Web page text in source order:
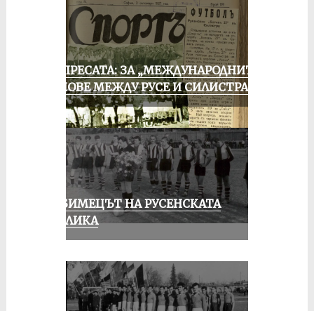
ОТ ПРЕСАТА: ЗА „МЕЖДУНАРОДНИТЕ“
МАЧОВЕ МЕЖДУ РУСЕ И СИЛИСТРА
ЛЮБИМЕЦЪТ НА РУСЕНСКАТА
ПУБЛИКА